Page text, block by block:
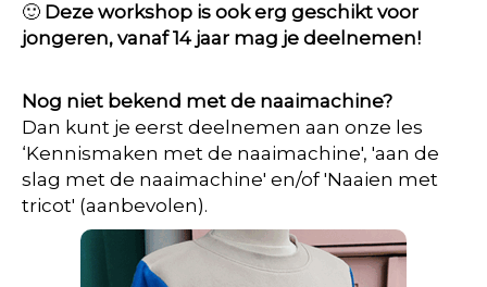
🙂 Deze workshop is ook erg geschikt voor
jongeren, vanaf 14 jaar mag je deelnemen!
Nog niet bekend met de naaimachine?
Dan kunt je eerst deelnemen aan onze les
‘Kennismaken met de naaimachine', 'aan de
slag met de naaimachine' en/of 'Naaien met
tricot' (aanbevolen).